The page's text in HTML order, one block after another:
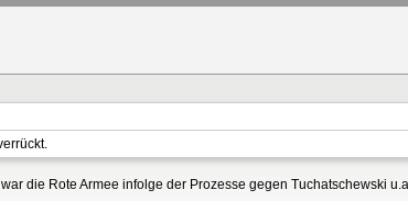
die Rote Armee infolge der Prozesse gegen Tuchatschewski